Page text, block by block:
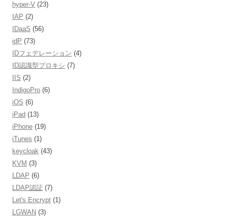
hyper-V (23)
IAP (2)
IDaaS (56)
idP (73)
IDフェデレーション (4)
ID認識型プロキシ (7)
IIS (2)
IndigoPro (6)
iOS (6)
iPad (13)
iPhone (19)
iTunes (1)
keycloak (43)
KVM (3)
LDAP (6)
LDAP認証 (7)
Let's Encrypt (1)
LGWAN (3)